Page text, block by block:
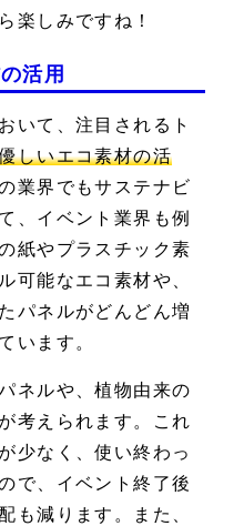
楽しみですね！
活用
いて、注目されるト
しいエコ素材の活
業界でもサステナビ
、イベント業界も例
紙やプラスチック素
可能なエコ素材や、
パネルがどんどん増
います。
ネルや、植物由来の
考えられます。これ
少なく、使い終わっ
で、イベント終了後
も減ります。また、